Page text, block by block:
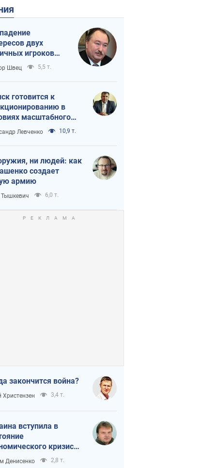
двух
игроков
тайный план
и Путина?
Швец 5,5 т.
готовится к
в
масштабного
кризиса
Левченко 10,9 т.
ни людей: как
создает
армию
Тышкевич 6,0 т.
закончится война?
Христензен 3,4 т.
вступила в
кризиса.
ли свет в конце
Денисенко 2,8 т.